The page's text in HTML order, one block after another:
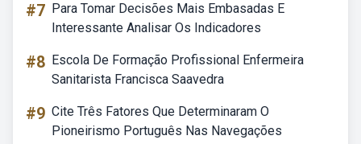
#7 Para Tomar Decisões Mais Embasadas E
Interessante Analisar Os Indicadores
#8 Escola De Formação Profissional Enfermeira
Sanitarista Francisca Saavedra
#9 Cite Três Fatores Que Determinaram O
Pioneirismo Português Nas Navegações